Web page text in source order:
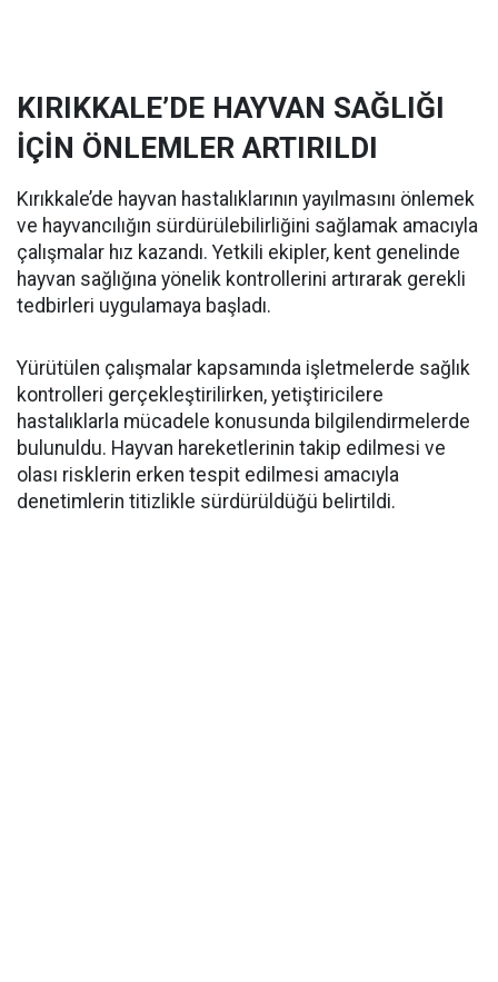
KIRIKKALE’DE HAYVAN SAĞLIĞI
İÇİN ÖNLEMLER ARTIRILDI
Kırıkkale’de hayvan hastalıklarının yayılmasını önlemek
ve hayvancılığın sürdürülebilirliğini sağlamak amacıyla
çalışmalar hız kazandı. Yetkili ekipler, kent genelinde
hayvan sağlığına yönelik kontrollerini artırarak gerekli
tedbirleri uygulamaya başladı.
Yürütülen çalışmalar kapsamında işletmelerde sağlık
kontrolleri gerçekleştirilirken, yetiştiricilere
hastalıklarla mücadele konusunda bilgilendirmelerde
bulunuldu. Hayvan hareketlerinin takip edilmesi ve
olası risklerin erken tespit edilmesi amacıyla
denetimlerin titizlikle sürdürüldüğü belirtildi.